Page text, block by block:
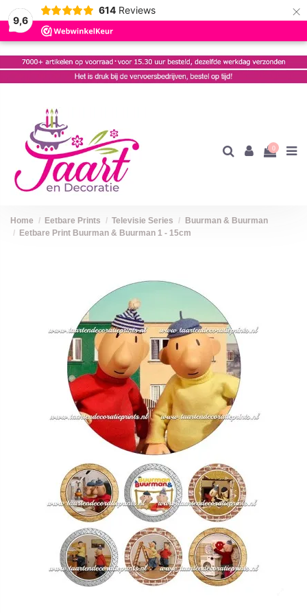
9,6
614 Reviews ×
0
Home Eetbare Prints Televisie Series
Buurman & Buurman
Eetbare Print Buurman & Buurman 1 - 15cm